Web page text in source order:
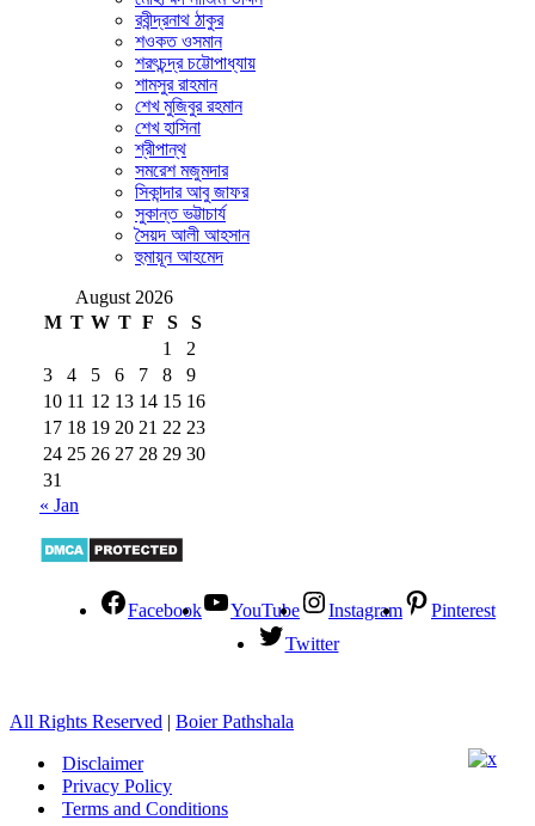
রবীন্দ্রনাথ ঠাকুর
শওকত ওসমান
শরৎচন্দ্র চট্টোপাধ্যায়
শামসুর রাহমান
শেখ মুজিবুর রহমান
শেখ হাসিনা
শ্রীপান্থ
সমরেশ মজুমদার
সিকান্দার আবু জাফর
সুকান্ত ভট্টাচার্য
সৈয়দ আলী আহসান
হুমায়ূন আহমেদ
August 2026
M T W T F S
S
1
2
3
4 5 6 7 8
9
10 11 12 13 14 15 16
17 18 19 20 21 22 23
24 25 26 27 28 29 30
31
« Jan
Facebook YouTube Instagram
Pinterest
Twitter
All Rights Reserved | Boier Pathshala
Disclaimer
Privacy Policy
Terms and Conditions